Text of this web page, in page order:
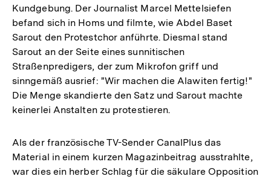
Kundgebung. Der Journalist Marcel Mettelsiefen
befand sich in Homs und filmte, wie Abdel Baset
Sarout den Protestchor anführte. Diesmal stand
Sarout an der Seite eines sunnitischen
Straßenpredigers, der zum Mikrofon griff und
sinngemäß ausrief: "Wir machen die Alawiten fertig!"
Die Menge skandierte den Satz und Sarout machte
keinerlei Anstalten zu protestieren.
Als der französische TV-Sender CanalPlus das
Material in einem kurzen Magazinbeitrag ausstrahlte,
war dies ein herber Schlag für die säkulare Opposition